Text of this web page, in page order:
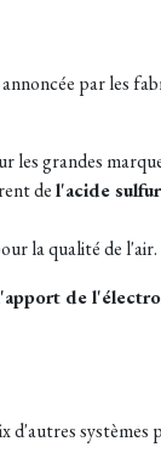
par les
les grandes
del'acide
la qualité de l'air.
de
d'autres systèmes